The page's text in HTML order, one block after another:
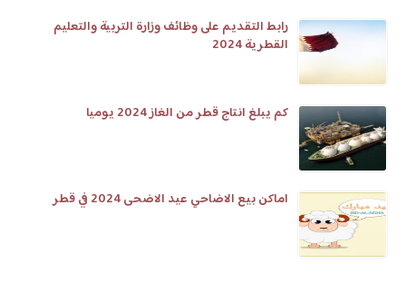
رابط التقديم على وظائف وزارة التربية والتعليم
القطرية 2024
كم يبلغ انتاج قطر من الغاز 2024 يوميا
اماكن بيع الاضاحي عيد الاضحى 2024 في قطر